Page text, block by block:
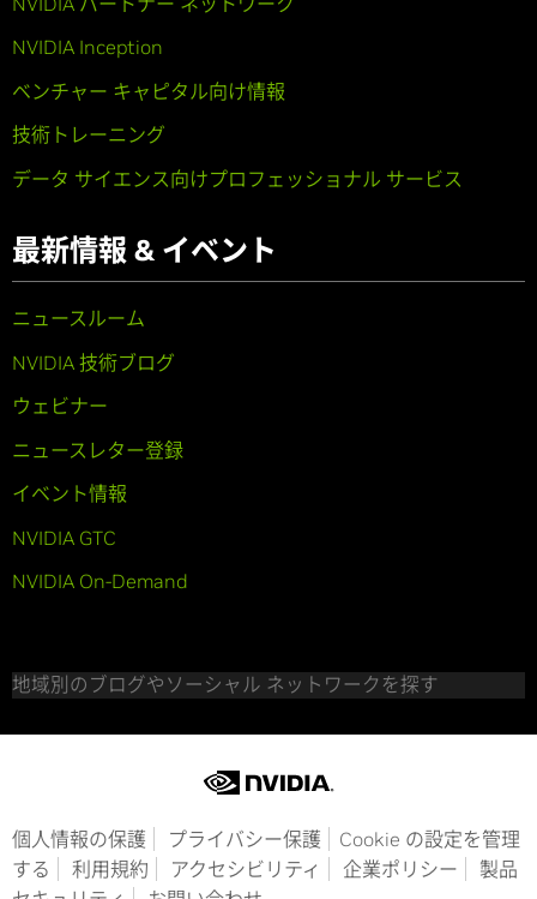
NVIDIA Inception
ベンチャー キャピタル向け情報
技術トレーニング
データ サイエンス向けプロフェッショナル サービス
最新情報 & イベント
ニュースルーム
NVIDIA 技術ブログ
ウェビナー
ニュースレター登録
イベント情報
NVIDIA GTC
NVIDIA On-Demand
地域別のブログやソーシャル ネットワークを探す
個人情報の保護 プライバシー保護
Cookie の設定を管理
する
利用規約 アクセシビリティ 企業ポリシー
製品